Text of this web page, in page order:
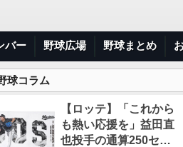
バー 野球広場 野球まとめ
球コラム
【ロッテ】「これから
も熱い応援を」益田直
也投手の通算250セー